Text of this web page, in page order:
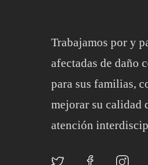
Trabajamos por y
afectadas de daño
para sus familias,
mejorar su calidad
atención